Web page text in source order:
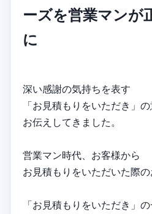
ーズを営業マンが
に
深い感謝の気持ちを表す
「お見積もりをいただき」
お伝えしてきました。
営業マン時代、お客様から
お見積もりをいただいた際
「お見積もりをいただき」